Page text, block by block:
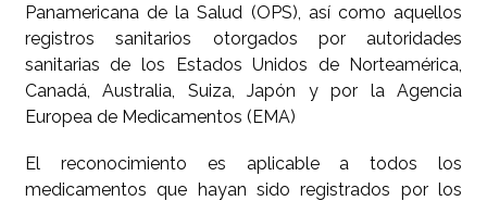
Panamericana de la Salud (OPS), así como aquellos
registros sanitarios otorgados por autoridades
sanitarias de los Estados Unidos de Norteamérica,
Canadá, Australia, Suiza, Japón y por la Agencia
Europea de Medicamentos (EMA)
El reconocimiento es aplicable a todos los
medicamentos que hayan sido registrados por los